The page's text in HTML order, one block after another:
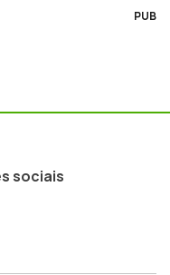
PUB
sociais